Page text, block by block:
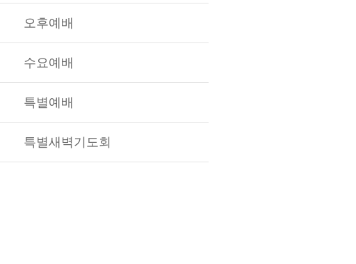
오후예배
수요예배
특별예배
특별새벽기도회